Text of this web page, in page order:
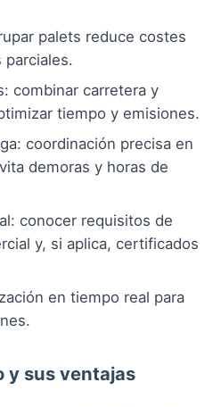
palets reduce costes
parciales.
combinar carretera y
tiempo y emisiones.
coordinación precisa en
demoras y horas de
conocer requisitos de
y, si aplica, certificados
en tiempo real para
y sus ventajas